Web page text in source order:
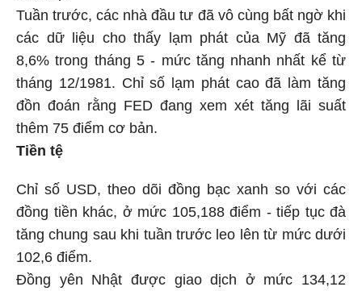
Tuần trước, các nhà đầu tư đã vô cùng bất ngờ khi
các dữ liệu cho thấy lạm phát của Mỹ đã tăng
8,6% trong tháng 5 - mức tăng nhanh nhất kể từ
tháng 12/1981. Chỉ số lạm phát cao đã làm tăng
đồn đoán rằng FED đang xem xét tăng lãi suất
thêm 75 điểm cơ bản.
Tiền tệ
Chỉ số USD, theo dõi đồng bạc xanh so với các
đồng tiền khác, ở mức 105,188 điểm - tiếp tục đà
tăng chung sau khi tuần trước leo lên từ mức dưới
102,6 điểm.
Đồng yên Nhật được giao dịch ở mức 134,12